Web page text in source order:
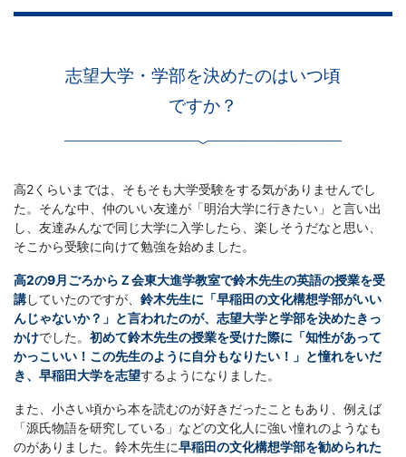
志望大学・学部を決めたのはいつ頃
ですか？
高2くらいまでは、そもそも大学受験をする気がありませんでし
た。そんな中、仲のいい友達が「明治大学に行きたい」と言い出
し、友達みんなで同じ大学に入学したら、楽しそうだなと思い、
そこから受験に向けて勉強を始めました。
高2の9月ごろからＺ会東大進学教室で鈴木先生の英語の授業を受
講していたのですが、 鈴木先生に「早稲田の文化構想学部がいい
んじゃないか？」と言われたのが、志望大学と学部を決めたきっ
かけでした。 初めて鈴木先生の授業を受けた際に「知性があって
かっこいい！この先生のように自分もなりたい！」と憧れをいだ
き、早稲田大学を志望するようになりました。
また、小さい頃から本を読むのが好きだったこともあり、例えば
「源氏物語を研究している」などの文化人に強い憧れのようなも
のがありました。鈴木先生に早稲田の文化構想学部を勧められた